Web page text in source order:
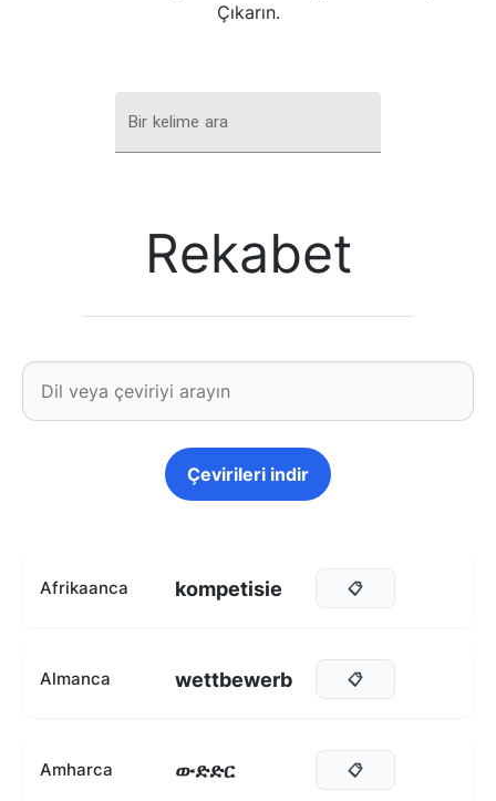
Çıkarın.
Bir kelime ara
Rekabet
Çevirileri indir
Afrikaanca kompetisie 📋
Almanca wettbewerb 📋
Amharca ውድድር 📋